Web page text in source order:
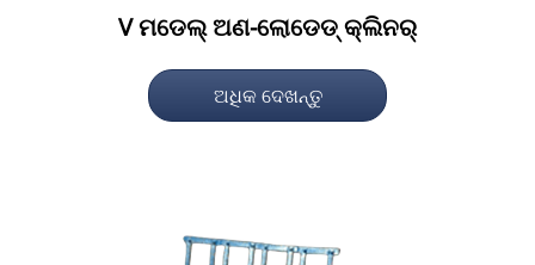
V ମଡେଲ୍ ଅଣ-ଲୋଡେଡ୍ କ୍ଲିନର୍
ଅଧିକ ଦେଖନ୍ତୁ